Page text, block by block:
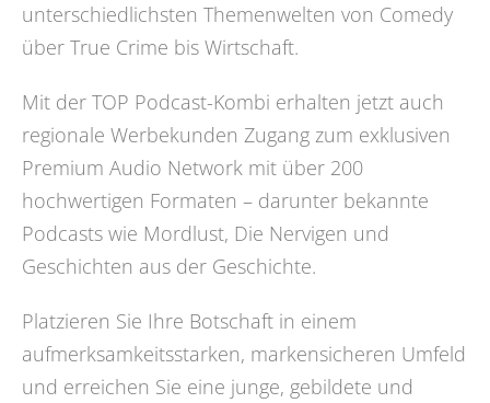
unterschiedlichsten Themenwelten von Comedy
über True Crime bis Wirtschaft.
Mit der TOP Podcast-Kombi erhalten jetzt auch
regionale Werbekunden Zugang zum exklusiven
Premium Audio Network mit über 200
hochwertigen Formaten – darunter bekannte
Podcasts wie Mordlust, Die Nervigen und
Geschichten aus der Geschichte.
Platzieren Sie Ihre Botschaft in einem
aufmerksamkeitsstarken, markensicheren Umfeld
und erreichen Sie eine junge, gebildete und